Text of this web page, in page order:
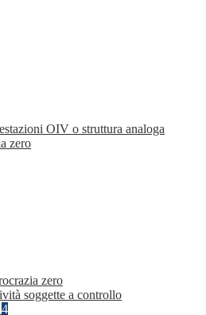
OIV o struttura analoga
zero
zero
soggette a controllo
4